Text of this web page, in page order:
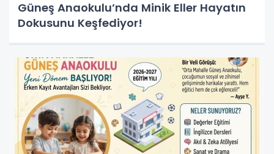
Güneş Anaokulu’nda Minik Eller Hayatın
Dokusunu Keşfediyor!